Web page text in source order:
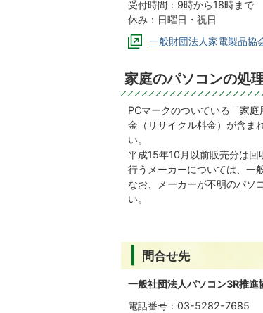
受付時間：9時から18時まで
休み：日曜日・祝日
一般財団法人家電製品協
家庭のパソコンの処
PCマークのついている「家
金（リサイクル料金）が含ま
い。
平成15年10月以前販売分は
行うメーカーについては、一
なお、メーカーが不明のパソ
い。
問合せ先
一般社団法人パソコン3R推進
電話番号：03-5282-7685